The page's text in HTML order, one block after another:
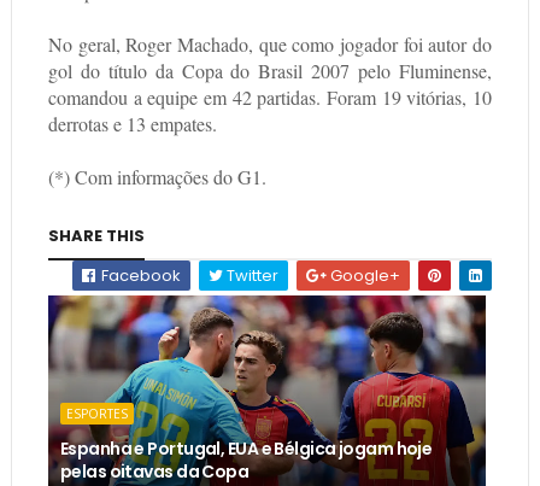
No geral, Roger Machado, que como jogador foi autor do
gol do título da Copa do Brasil 2007 pelo Fluminense,
comandou a equipe em 42 partidas. Foram 19 vitórias, 10
derrotas e 13 empates.
(*) Com informações do G1.
SHARE THIS
Facebook
Twitter Google+
ESPORTES
Espanha e Portugal, EUA e Bélgica jogam hoje
pelas oitavas da Copa